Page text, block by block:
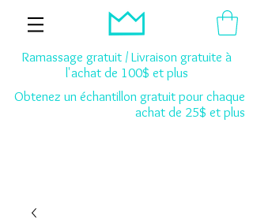
Ramassage gratuit / Livraison gratuite à
l'achat de 100$ et plus
Obtenez un échantillon gratuit pour chaque
achat de 25$ et plus